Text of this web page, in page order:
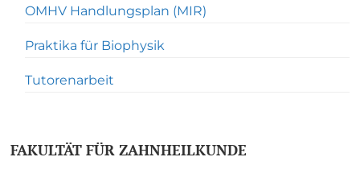
OMHV Handlungsplan (MIR)
Praktika für Biophysik
Tutorenarbeit
FAKULTÄT FÜR ZAHNHEILKUNDE